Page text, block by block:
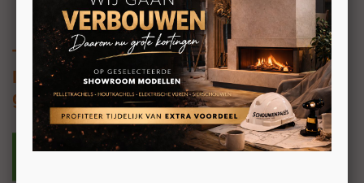
True Vision 1150 V
Inbouw gashaard frontmodel met
gesloten verbranding